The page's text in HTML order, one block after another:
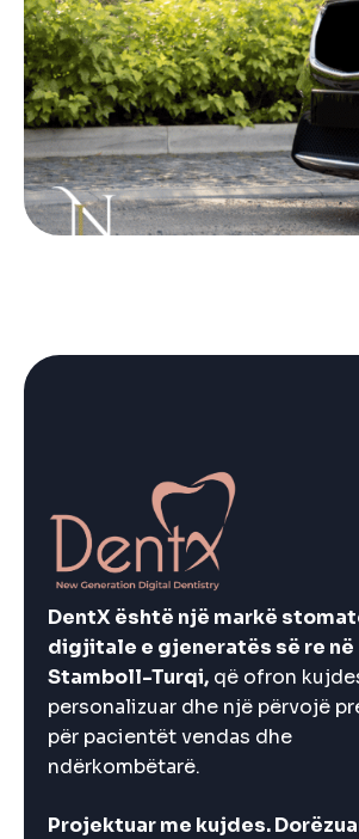
DentX është një markë
digjitale e gjeneratës së re në
Stamboll-Turqi, që ofron
personalizuar dhe një përvojë
për pacientët vendas dhe
ndërkombëtarë.
Projektuar me kujdes.